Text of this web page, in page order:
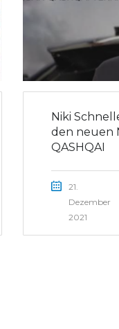
Niki
den neuen
QASHQAI
21.
Dezember
2021